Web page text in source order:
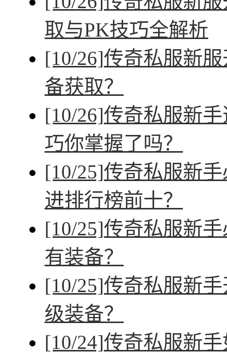
取与PK技巧全解析
[10/26]传奇私服新
备获取？
[10/26]传奇私服新
巧你掌握了吗？
[10/25]传奇私服新
进排行榜前十？
[10/25]传奇私服新
有装备？
[10/25]传奇私服新
级装备？
[10/24]传奇私服新